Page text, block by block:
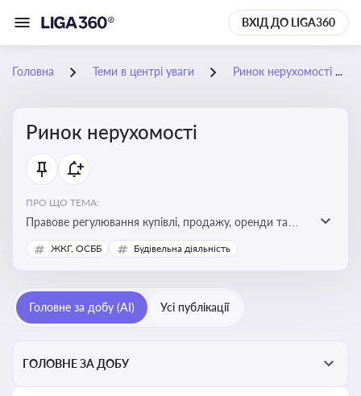
ВХІД ДО LIGA360
Головна Теми в центрі уваги Ринок нерухомості
Ринок нерухомості
ПРО ЩО ТЕМА:
Правове регулювання купівлі, продажу, оренди та
управління нерухомістю, що є ключовим для бізнесу,
інвесторів, забудовників і власників об’єктів майна
ЖКГ, ОСББ Будівельна діяльність
Головне за добу (AI) Усі публікації
ГОЛОВНЕ ЗА ДОБУ